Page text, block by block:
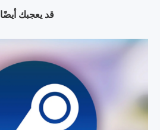
قد يعجبك أيضًا